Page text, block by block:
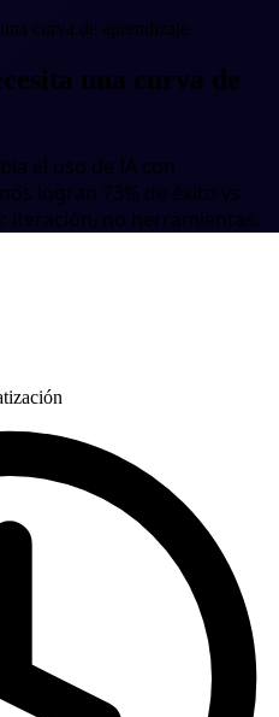
curva de aprendizaje
una curva de
el uso de IA con
logran 73% de éxito vs
iteración, no herramientas.